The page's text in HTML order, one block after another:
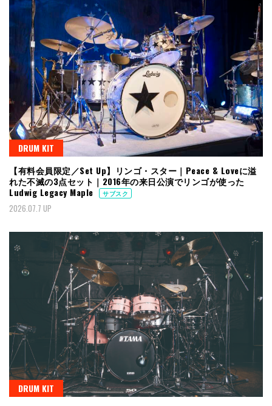
DRUM KIT
【有料会員限定／Set Up】リンゴ・スター｜Peace & Loveに溢
れた不滅の3点セット｜2016年の来日公演でリンゴが使った
Ludwig Legacy Maple
サブスク
2026.07.7 UP
DRUM KIT